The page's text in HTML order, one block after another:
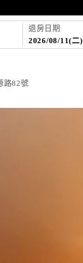
退房日期
2026/08/11(二)
路82號